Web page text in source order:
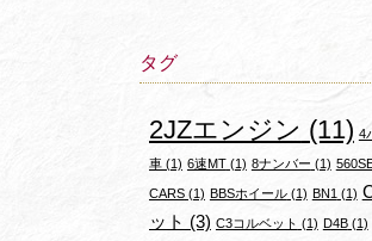
タグ
2JZエンジン (11) 4
車 (1) 6速MT(1) 8ナンバー (1)
CARS(1) BBSホイール(1) BN1 (1)
ット (3) C3コルベット (1) D4B(1)